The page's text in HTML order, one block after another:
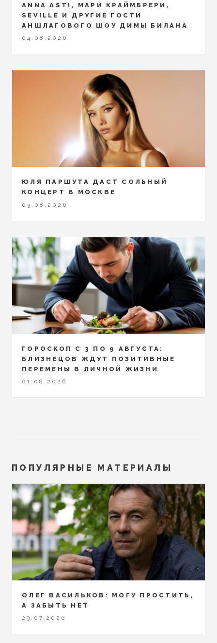
ANNA ASTI, МАРИ КРАЙМБРЕРИ,
SEVILLE И ДРУГИЕ ГОСТИ
АНШЛАГОВОГО ШОУ ДИМЫ БИЛАНА
04.08.2026
ЮЛЯ ПАРШУТА ДАСТ СОЛЬНЫЙ
КОНЦЕРТ В МОСКВЕ
03.08.2026
ГОРОСКОП С 3 ПО 9 АВГУСТА:
БЛИЗНЕЦОВ ЖДУТ ПОЗИТИВНЫЕ
ПЕРЕМЕНЫ В ЛИЧНОЙ ЖИЗНИ
01.08.2026
ПОПУЛЯРНЫЕ МАТЕРИАЛЫ
ОЛЕГ ВАСИЛЬКОВ: МОГУ ПРОСТИТЬ,
А ЗАБЫТЬ НЕТ
29.07.2026